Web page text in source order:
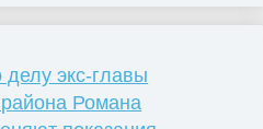
экс-главы
района Романа